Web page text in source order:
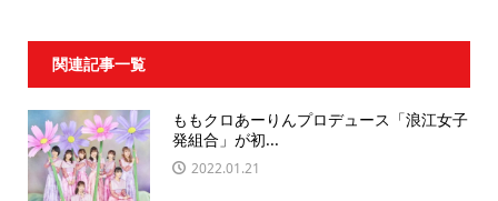
関連記事一覧
ももクロあーりんプロデュース「浪江女子
発組合」が初...
2022.01.21